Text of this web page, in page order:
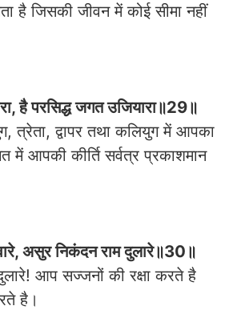
है जिसकी जीवन में कोई सीमा नहीं
है परसिद्ध जगत उजियारा॥29॥
त्रेता, द्वापर तथा कलियुग में आपका
आपकी कीर्ति सर्वत्र प्रकाशमान
असुर निकंदन राम दुलारे॥30॥
आप सज्जनों की रक्षा करते है
है।